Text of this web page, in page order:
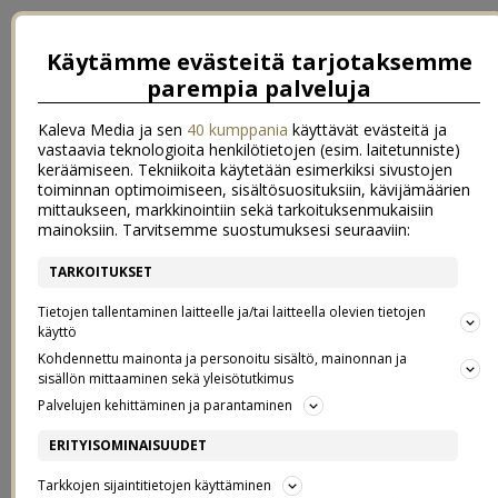
{ sunnuntaifiilis }
23.2.2015
Puolikiloa päivässä,eat your greens
esimerkiksi painonhallinnassa. Salaatti kuuluu joka aterian kylkeen,
Käytämme evästeitä tarjotaksemme
parempia palveluja
Kaleva Media ja sen 40 kumppania käyttävät evästeitä ja
vastaavia teknologioita henkilötietojen (esim. laitetunniste)
keräämiseen. Tekniikoita käytetään esimerkiksi sivustojen
toiminnan optimoimiseen, sisältösuosituksiin, kävijämäärien
mittaukseen, markkinointiin sekä tarkoituksenmukaisiin
mainoksiin. Tarvitsemme suostumuksesi seuraaviin:
TARKOITUKSET
Tietojen tallentaminen laitteelle ja/tai laitteella olevien tietojen
käyttö
Kohdennettu mainonta ja personoitu sisältö, mainonnan ja
sisällön mittaaminen sekä yleisötutkimus
Palvelujen kehittäminen ja parantaminen
ERITYISOMINAISUUDET
Tarkkojen sijaintitietojen käyttäminen